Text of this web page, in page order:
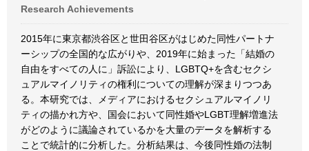
Research Achievements
2015年に東京都渋谷区と世田谷区がはじめた同性パートナ
ーシップの全国的な広がりや、2019年に始まった「結婚の
自由をすべての人に」訴訟により、LGBTQ+を含むセクシ
ュアルマイノリティの権利についての理解が深まりつつあ
る。本研究では、メディアにおけるセクシュアルマイノリ
ティの描かれ方や、国会において同性婚やLGBT理解増進法
がどのように議論されているかを大量のデータを解析する
ことで統計的に分析した。分析結果は、今後同性婚の法制